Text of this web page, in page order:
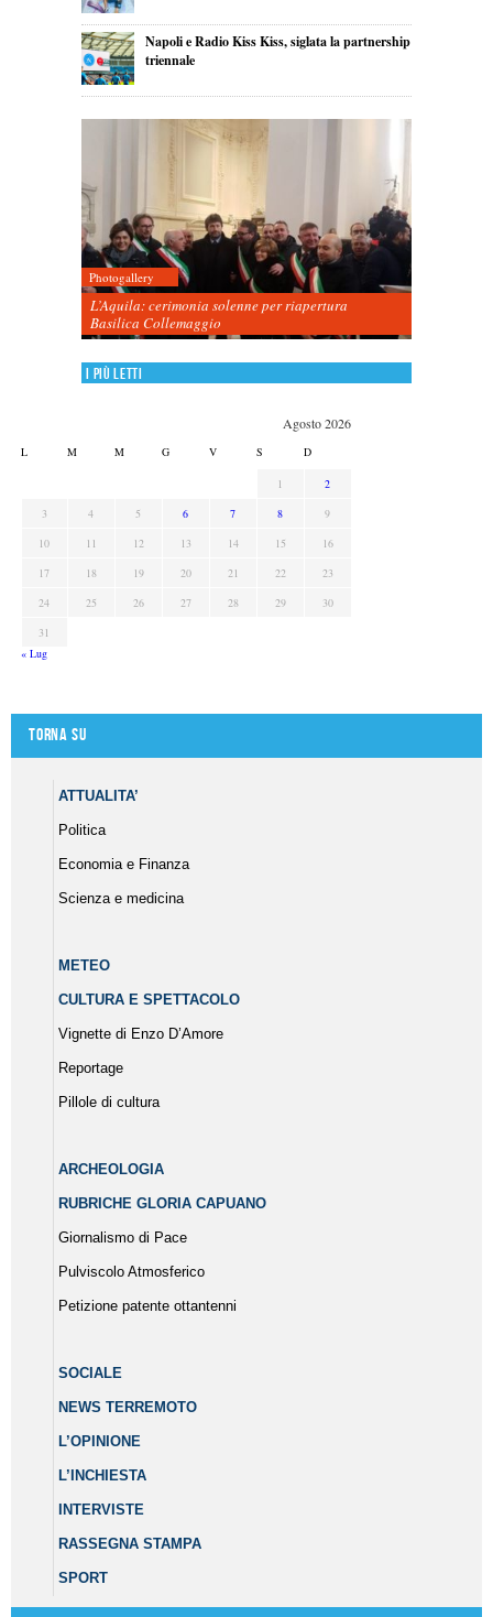
Napoli e Radio Kiss Kiss, siglata la partnership
triennale
Photogallery
L’Aquila: cerimonia solenne per riapertura
Basilica Collemaggio
I più letti
Agosto 2026
L M M G V S D
1
2
3
4 5 6 7 8
9
10
11 12 13 14 15
16
17
18 19 20 21 22
23
24
25 26 27 28 29
30
31
« Lug
Torna su
ATTUALITA’
Politica
Economia e Finanza
Scienza e medicina
METEO
CULTURA E SPETTACOLO
Vignette di Enzo D’Amore
Reportage
Pillole di cultura
ARCHEOLOGIA
RUBRICHE GLORIA CAPUANO
Giornalismo di Pace
Pulviscolo Atmosferico
Petizione patente ottantenni
SOCIALE
NEWS TERREMOTO
L’OPINIONE
L’INCHIESTA
INTERVISTE
RASSEGNA STAMPA
SPORT